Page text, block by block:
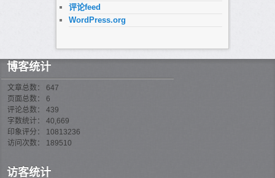
评论feed
WordPress.org
博客统计
文章总数： 647
页面总数： 6
评论总数： 439
字数统计： 40,669
印象评分： 10813236
访问次数： 189510
访客统计